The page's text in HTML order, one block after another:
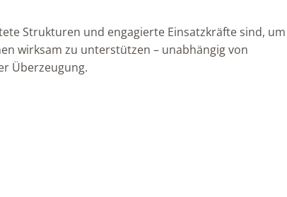
Strukturen und engagierte Einsatzkräfte sind, um
wirksam zu unterstützen – unabhängig von
Überzeugung.